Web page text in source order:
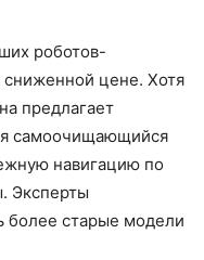
роботов-
сниженной цене. Хотя
предлагает
самоочищающийся
навигацию по
Эксперты
более старые модели